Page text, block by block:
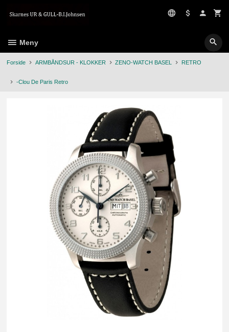
Meny
Forside ARMBÅNDSUR - KLOKKER ZENO-WATCH BASEL RETRO
-Clou De Paris Retro